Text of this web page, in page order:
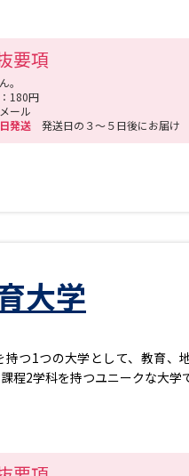
会基盤・環境」「応用化学・
。 2年次で学んだ専門基礎科
環境、半導体、雪氷、食品、
深めます。複数の分野が融合
ています。また、他のユニッ
要項
。
180円
ール
発送 発送日の３～５日後にお届け
大学
つ1つの大学として、教育
程2学科を持つユニークな大学